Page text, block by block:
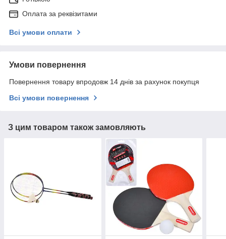
Оплата за реквізитами
Всі умови оплати
Умови повернення
Повернення товару впродовж 14 днів за рахунок покупця
Всі умови повернення
З цим товаром також замовляють